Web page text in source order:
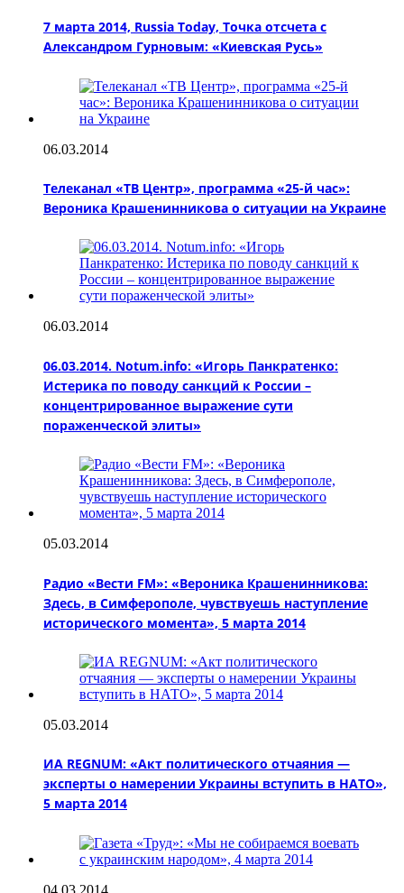
7 марта 2014, Russia Today, Точка отсчета с
Александром Гурновым: «Киевская Русь»
06.03.2014
Телеканал «ТВ Центр», программа «25-й час»:
Вероника Крашенинникова о ситуации на Украине
06.03.2014
06.03.2014. Notum.info: «Игорь Панкратенко:
Истерика по поводу санкций к России –
концентрированное выражение сути
пораженческой элиты»
05.03.2014
Радио «Вести FM»: «Вероника Крашенинникова:
Здесь, в Симферополе, чувствуешь наступление
исторического момента», 5 марта 2014
05.03.2014
ИА REGNUM: «Акт политического отчаяния —
эксперты о намерении Украины вступить в НАТО»,
5 марта 2014
04.03.2014